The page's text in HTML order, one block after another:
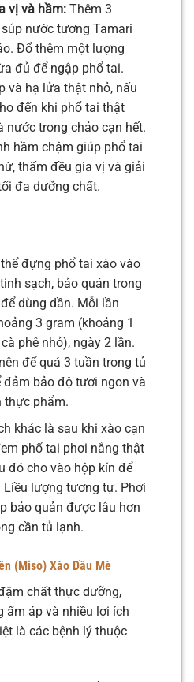
vị và hầm:Thêm 3
nước tương Tamari
Đổ thêm một lượng
đủ để ngập phổ tai.
và hạ lửa thật nhỏ, nấu
đến khi phổ tai thật
nước trong chảo cạn hết.
hầm chậm giúp phổ tai
thấm đều gia vị và giải
đa dưỡng chất.
đựng phổ tai xào vào
sạch, bảo quản trong
dùng dần. Mỗi lần
3 gram (khoảng 1
phê nhỏ), ngày 2 lần.
để quá 3 tuần trong tủ
đảm bảo độ tươi ngon và
thực phẩm.
khác là sau khi xào cạn
phổ tai phơi nắng thật
đó cho vào hộp kín để
Liều lượng tương tự. Phơi
bảo quản được lâu hơn
cần tủ lạnh.
(Miso) Xào Dầu Mè
chất thực dưỡng,
ấm áp và nhiều lợi ích
là các bệnh lý thuộc